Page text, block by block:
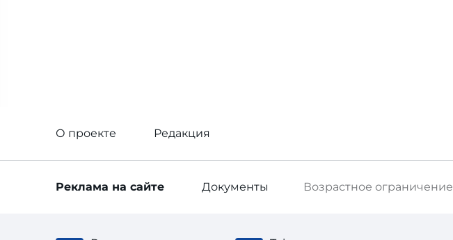
О проекте Редакция
Возрастное ограничение
Реклама на сайте Документы